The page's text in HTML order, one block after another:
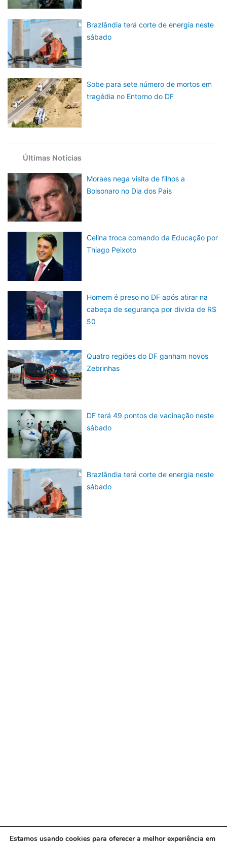
Brazlândia terá corte de energia neste
sábado
Sobe para sete número de mortos em
tragédia no Entorno do DF
Últimas Notícias
Moraes nega visita de filhos a
Bolsonaro no Dia dos Pais
Celina troca comando da Educação por
Thiago Peixoto
Homem é preso no DF após atirar na
cabeça de segurança por divida de R$
50
Quatro regiões do DF ganham novos
Zebrinhas
DF terá 49 pontos de vacinação neste
sábado
Brazlândia terá corte de energia neste
sábado
Estamos usando cookies para oferecer a melhor experiência em